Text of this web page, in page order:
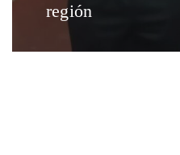
región